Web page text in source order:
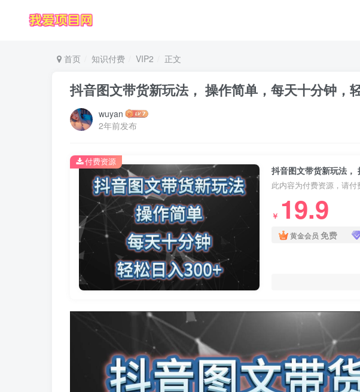
首页 知识付费 VIP2 正文
抖音图文带货新玩法， 操作简单，每天十分钟，
wuyan
2年前发布
此内容为付费资源，请付
￥ 19.9
黄金会员 免费
付费资源